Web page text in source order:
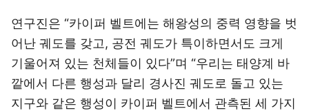
연구진은 “카이퍼 벨트에는 해왕성의 중력 영향을 벗
어난 궤도를 갖고, 공전 궤도가 특이하면서도 크게
기울어져 있는 천체들이 있다”며 “우리는 태양계 바
깥에서 다른 행성과 달리 경사진 궤도로 돌고 있는
지구와 같은 행성이 카이퍼 벨트에서 관측된 세 가지